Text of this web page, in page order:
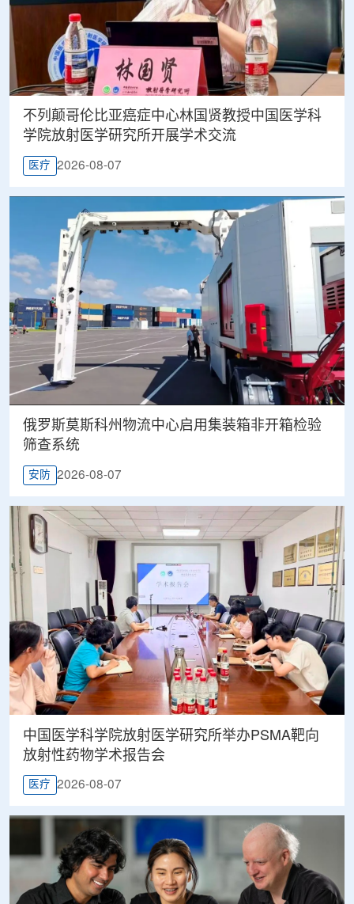
不列颠哥伦比亚癌症中心林国贤教授中国医学科
学院放射医学研究所开展学术交流
医疗 2026-08-07
俄罗斯莫斯科州物流中心启用集装箱非开箱检验
筛查系统
安防 2026-08-07
中国医学科学院放射医学研究所举办PSMA靶向
放射性药物学术报告会
医疗 2026-08-07